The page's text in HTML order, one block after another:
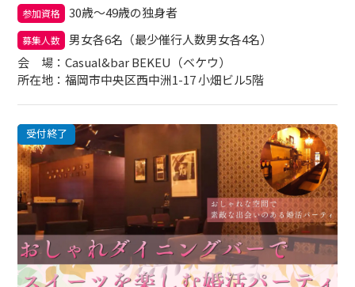
参加資格 30歳～49歳の独身者
募集人数
男女各6名（最少催行人数男女各4名）
会場：Casual&bar BEKEU（ベケウ）
所在地：福岡市中央区西中洲1-17 小畑ビル5階
受付終了